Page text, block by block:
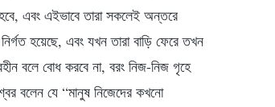
এবং এইভাবে তারা সকলেই অন্তরে
হয়েছে, এবং যখন তারা বাড়ি ফেরে তখন
বলে বোধ করবে না, বরং নিজ-নিজ গৃহে
বলেন যে “মানুষ নিজেদের কখনো